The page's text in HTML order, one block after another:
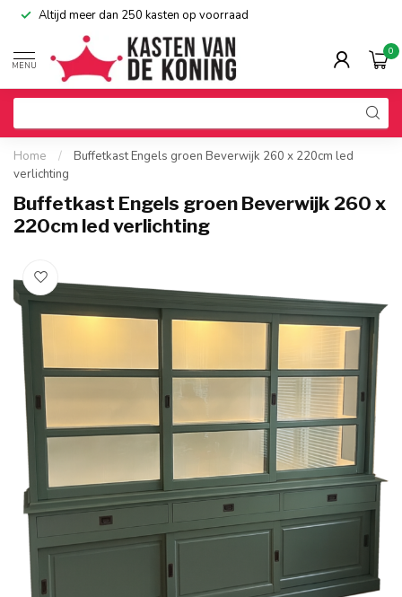
Altijd meer dan 250 kasten op voorraad
MENU
0
Home /
Buffetkast Engels groen Beverwijk 260 x 220cm led
verlichting
Buffetkast Engels groen Beverwijk 260 x
220cm led verlichting